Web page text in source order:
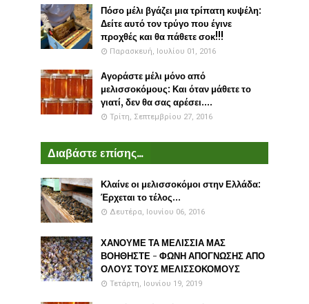
Πόσο μέλι βγάζει μια τρίπατη κυψέλη:
Δείτε αυτό τον τρύγο που έγινε
προχθές και θα πάθετε σοκ!!!
Παρασκευή, Ιουλίου 01, 2016
Αγοράστε μέλι μόνο από
μελισσοκόμους: Και όταν μάθετε το
γιατί, δεν θα σας αρέσει....
Τρίτη, Σεπτεμβρίου 27, 2016
Διαβάστε επίσης...
Κλαίνε οι μελισσοκόμοι στην Ελλάδα:
Έρχεται το τέλος...
Δευτέρα, Ιουνίου 06, 2016
ΧΑΝΟΥΜΕ ΤΑ ΜΕΛΙΣΣΙΑ ΜΑΣ
ΒΟΗΘΗΣΤΕ - ΦΩΝΗ ΑΠΟΓΝΩΣΗΣ ΑΠΟ
ΟΛΟΥΣ ΤΟΥΣ ΜΕΛΙΣΣΟΚΟΜΟΥΣ
Τετάρτη, Ιουνίου 19, 2019